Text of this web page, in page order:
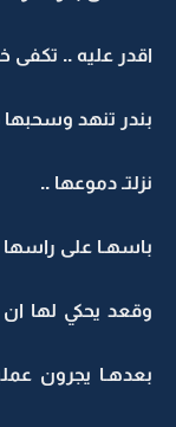
اقدر عليه .. تكفى
بندر تنهد
نزلتـ دموعها ..
باسهـا على راسها
وقعد يحكي لها ان
بعدهـا يجرون